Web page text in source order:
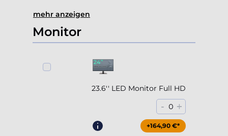
mehr anzeigen
Monitor
23.6'' LED Monitor Full HD
- 0 +
+164,90 €*